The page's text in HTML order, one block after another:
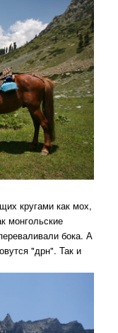
кругами как мох,
монгольские
бока. А
"дрн". Так и